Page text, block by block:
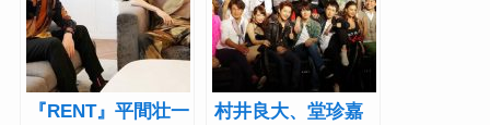
作発表
『RENT』平間壮一
村井良大、堂珍嘉